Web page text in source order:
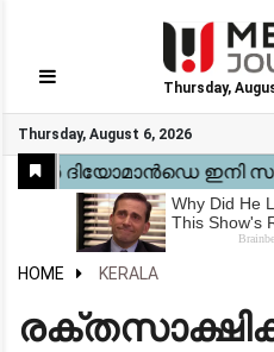
Thursday,
Thursday, August 6, 2026
GO
Home
Kerala
National
Gulf
World
Sports
Movies
Health
Automobile
Travel
Education
Novel
Business
Technology
Webstory
HOME KERALA